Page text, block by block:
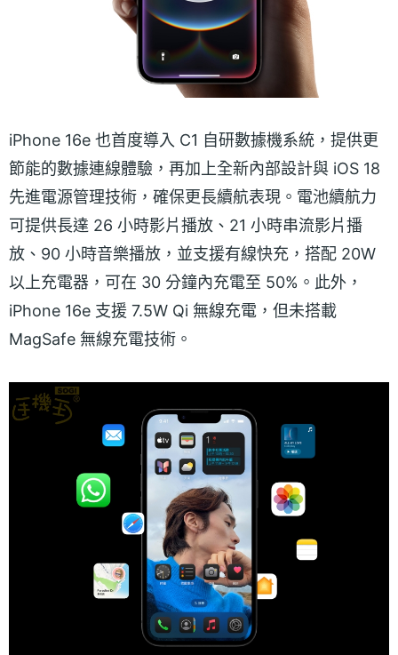
iPhone 16e 也首度導入 C1 自研數據機系統，提供更
節能的數據連線體驗，再加上全新內部設計與 iOS 18
先進電源管理技術，確保更長續航表現。電池續航力
可提供長達 26 小時影片播放、21 小時串流影片播
放、90 小時音樂播放，並支援有線快充，搭配 20W
以上充電器，可在 30 分鐘內充電至 50%。此外，
iPhone 16e 支援 7.5W Qi 無線充電，但未搭載
MagSafe 無線充電技術。